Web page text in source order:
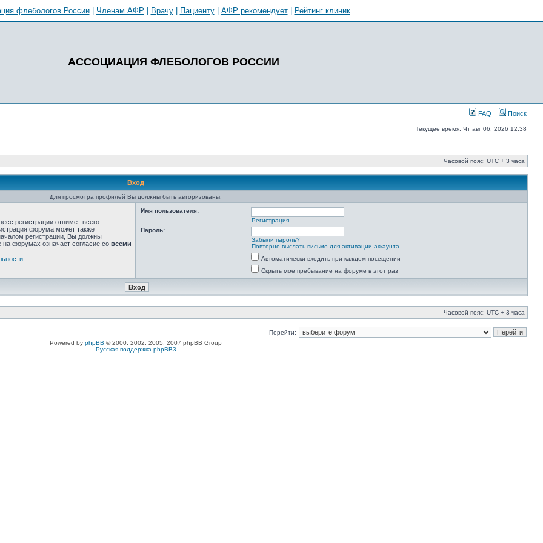
флебологов России| Членам АФР Врачу| Пациенту| АФР рекомендует| Рейтинг клиник
АССОЦИАЦИЯ ФЛЕБОЛОГОВ РОССИИ
FAQ Поиск
Текущее время: Чт авг 06, 2026 12:38
Часовой пояс: UTC + 3 часа
Вход
Для просмотра профилей Вы должны быть авторизованы.
регистрации отнимет всего
форума может также
регистрации, Вы должны
форумах означает согласие со всеми
Имя пользователя:
Регистрация
Пароль:
Забыли пароль?
Повторно выслать письмо для активации аккаунта
Автоматически входить при каждом посещении
Скрыть мое пребывание на форуме в этот раз
Часовой пояс: UTC + 3 часа
Перейти:
Powered by phpBB © 2000, 2002, 2005, 2007 phpBB Group
Русская поддержка phpBB3